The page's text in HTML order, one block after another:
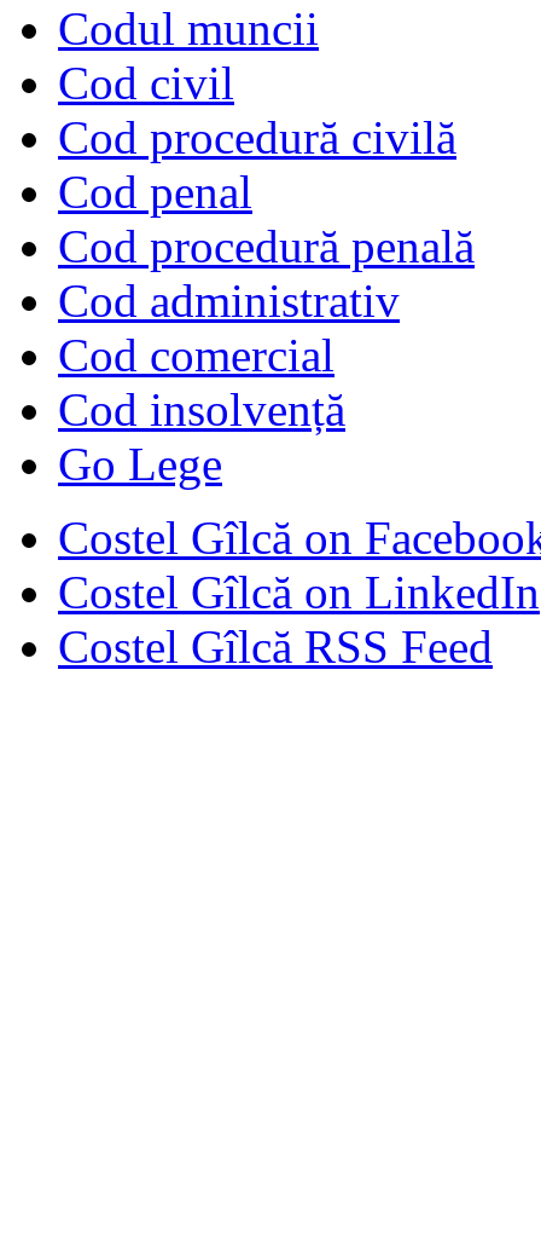
Codul muncii
Cod civil
Cod procedură civilă
Cod penal
Cod procedură penală
Cod administrativ
Cod comercial
Cod insolvență
Go Lege
Costel Gîlcă on
Costel Gîlcă on LinkedIn
Costel Gîlcă RSS Feed